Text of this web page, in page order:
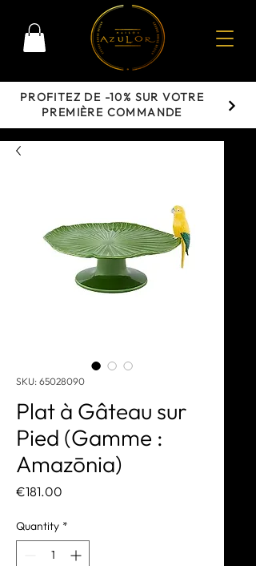
PROFITEZ DE -10% SUR VOTRE
PREMIÈRE COMMANDE
SKU: 65028090
Plat à Gâteau sur
Pied (Gamme :
Amazōnia)
€181.00
Quantity *